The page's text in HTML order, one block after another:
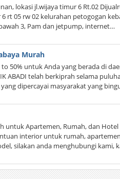
lokasi jl.wijaya timur 6 Rt.02
rt 05 rw 02 kelurahan petogogan
3, Pam dan jetpump, internet…
Murah
50% untuk Anda yang berada di
ABADI telah berkiprah selama
dipercayai masyarakat yang
untuk Apartemen, Rumah, dan Hotel
interior untuk rumah,
silakan anda menghubungi kami,